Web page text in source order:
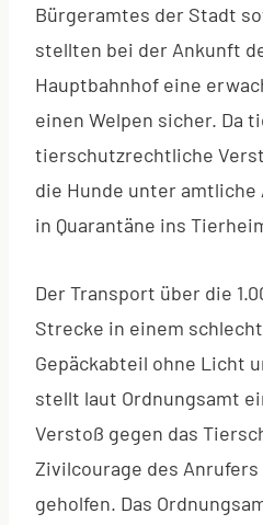
Bürgeramtes der Stadt
stellten bei der Ankunft
Hauptbahnhof eine
einen Welpen sicher. Da
tierschutzrechtliche
die Hunde unter
in Quarantäne ins
Der Transport über die
Strecke in einem
Gepäckabteil ohne Licht
stellt laut Ordnungsamt
Verstoß gegen das
Zivilcourage des Anrufers
geholfen. Das